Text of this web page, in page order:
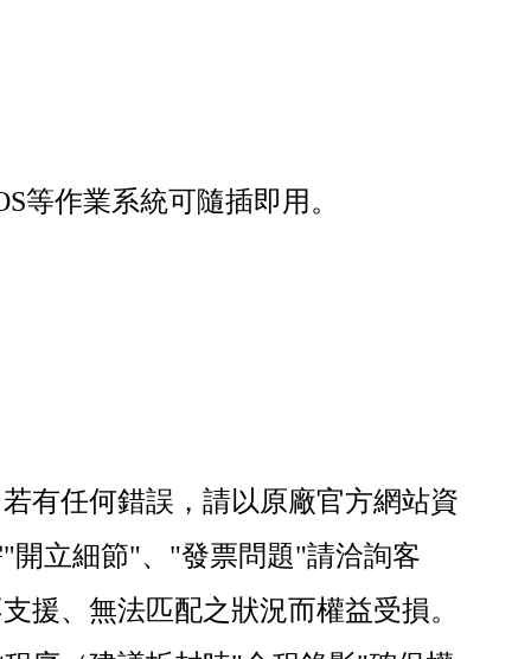
等作業系統可隨插即用。
有任何錯誤，請以原廠官方網站資
開立細節"、"發票問題"請洽詢客
援、無法匹配之狀況而權益受損。